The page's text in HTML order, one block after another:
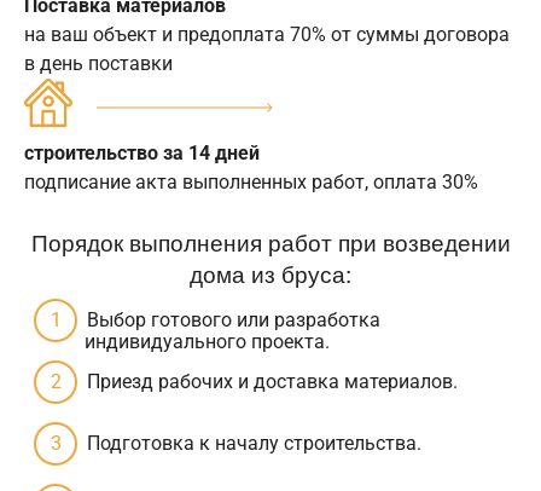
Поставка материалов
на ваш объект и предоплата 70% от суммы договора
в день поставки
строительство за 14 дней
подписание акта выполненных работ, оплата 30%
Порядок выполнения работ при возведении
дома из бруса:
Выбор готового или разработка
индивидуального проекта.
Приезд рабочих и доставка материалов.
Подготовка к началу строительства.